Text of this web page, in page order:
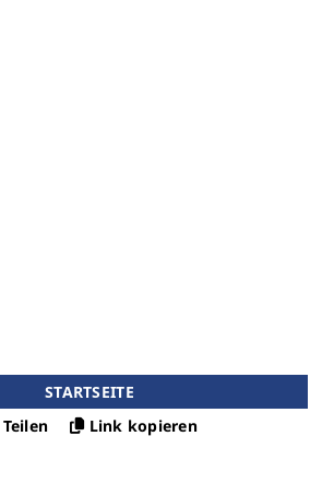
STARTSEITE
Teilen
Link kopieren